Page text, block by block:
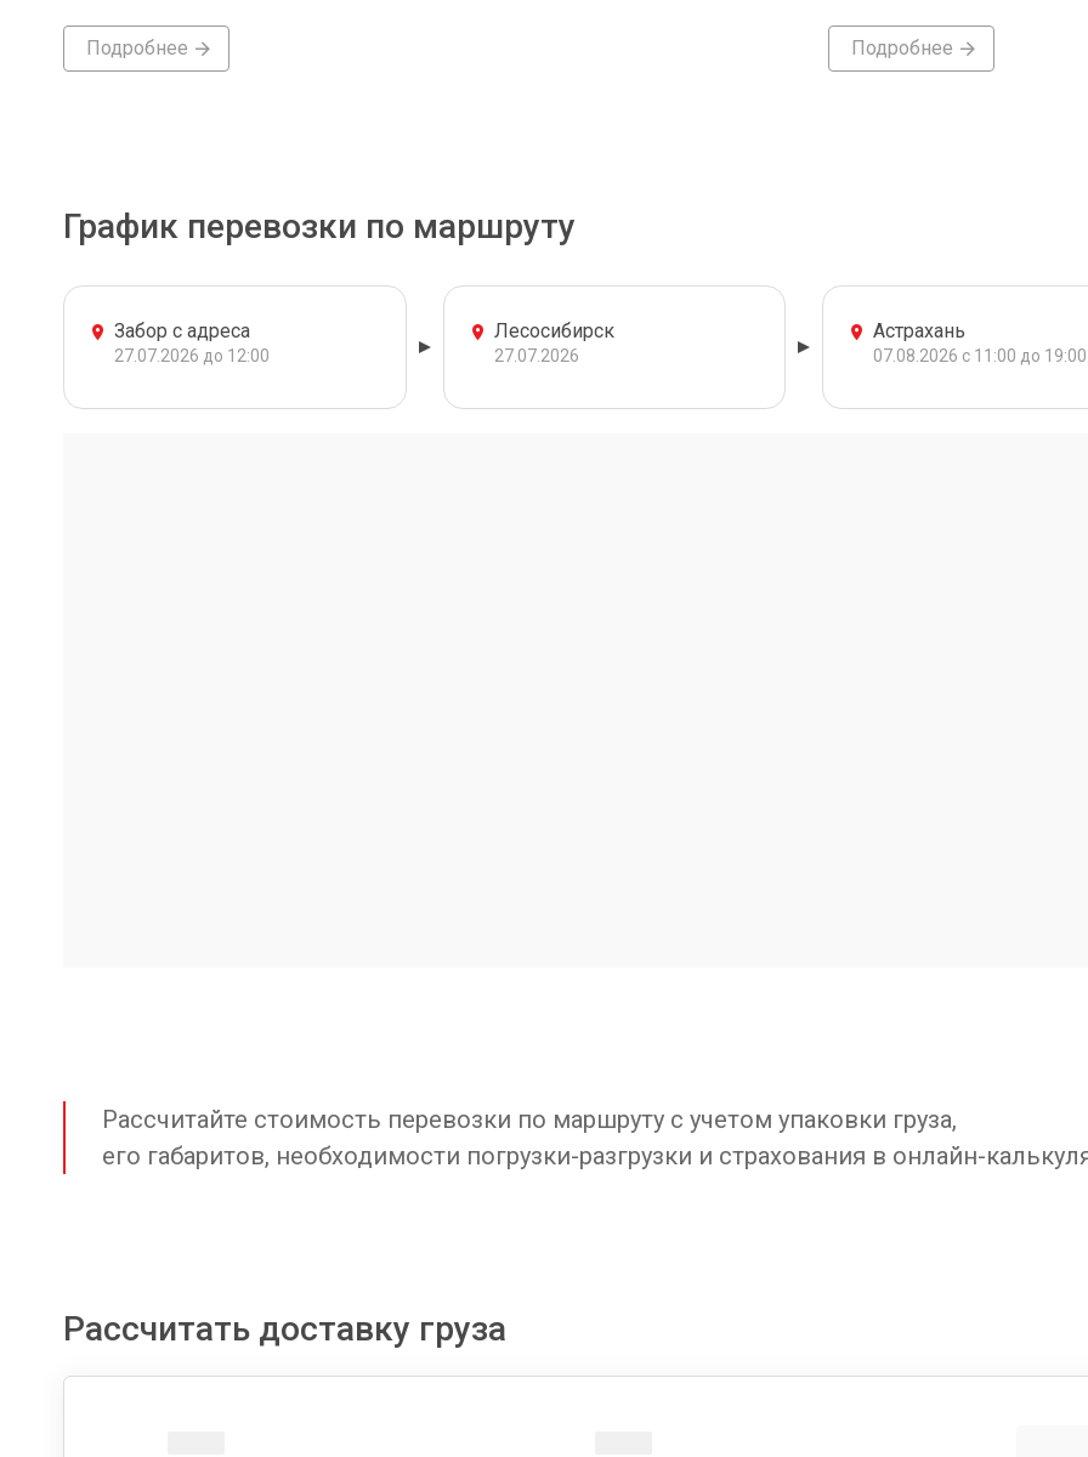
Подробнее Подробнее
График перевозки по маршруту
Забор с адреса
27.07.2026 до 12:00
Лесосибирск
27.07.2026
Астрахань
07.08.2026 с 11:00 до 19:00
Рассчитайте стоимость перевозки по маршруту с учетом упаковки груза,
его габаритов, необходимости погрузки-разгрузки и страхования в онлайн-
Рассчитать доставку груза